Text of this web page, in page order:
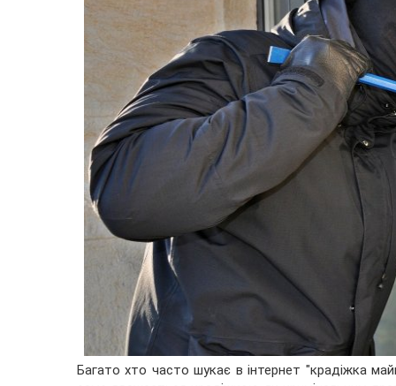
Багато хто часто шукає в інтернет "крадіжка